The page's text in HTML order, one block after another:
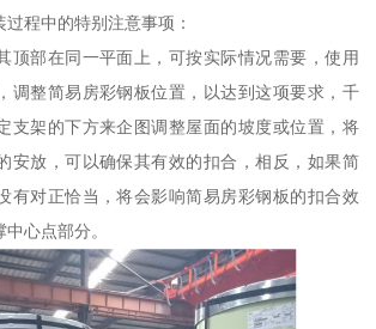
程中的特别注意事项：
顶部在同一平面上，可按实际情况需要，使用
调整简易房彩钢板位置，以达到这项要求，千
支架的下方来企图调整屋面的坡度或位置，将
安放，可以确保其有效的扣合，相反，如果简
有对正恰当，将会影响简易房彩钢板的扣合效
心点部分。